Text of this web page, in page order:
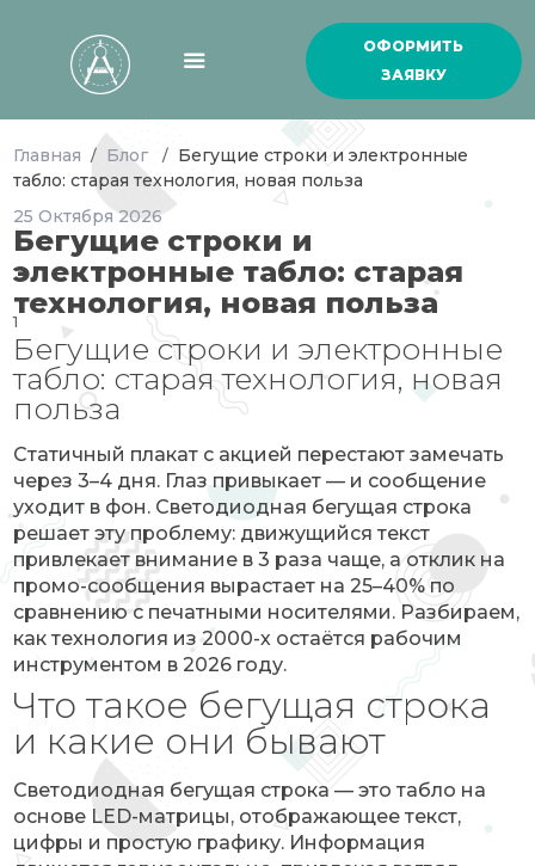
ОФОРМИТЬ
ЗАЯВКУ
Главная / Блог / Бегущие строки и электронные
табло: старая технология, новая польза
25 Октября2026
Бегущие строки и
электронные табло: старая
технология, новая польза
1
Бегущие строки и электронные
табло: старая технология, новая
польза
Статичный плакат с акцией перестают замечать
через 3–4 дня. Глаз привыкает — и сообщение
уходит в фон. Светодиодная бегущая строка
решает эту проблему: движущийся текст
привлекает внимание в 3 раза чаще, а отклик на
промо-сообщения вырастает на 25–40% по
сравнению с печатными носителями. Разбираем,
как технология из 2000-х остаётся рабочим
инструментом в 2026 году.
Что такое бегущая строка
и какие они бывают
Светодиодная бегущая строка — это табло на
основе LED-матрицы, отображающее текст,
цифры и простую графику. Информация